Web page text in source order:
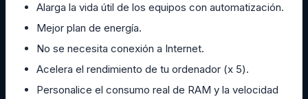
Alarga la vida útil de los equipos con automatización.
Mejor plan de energía.
No se necesita conexión a Internet.
Acelera el rendimiento de tu ordenador (x 5).
Personalice el consumo real de RAM y la velocidad